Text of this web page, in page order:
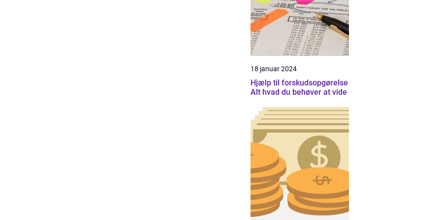
18 januar 2024
Hjælp til forskudsopgørelse
Alt hvad du behøver at vide